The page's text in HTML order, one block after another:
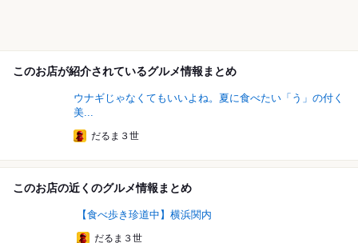
このお店が紹介されているグルメ情報まとめ
ウナギじゃなくてもいいよね。夏に食べたい「う」の付く
美...
だるま３世
このお店の近くのグルメ情報まとめ
【食べ歩き珍道中】横浜関内
だるま３世